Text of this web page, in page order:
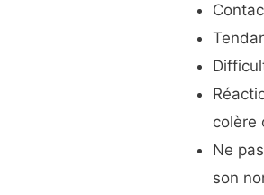
colère
Ne
son